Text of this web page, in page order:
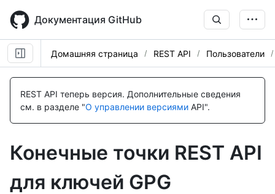
main
content
Документация GitHub
Домашняя страница REST API Пользователи
REST API теперь версия. Дополнительные сведения
см. в разделе "О управлении версиями API".
Конечные точки REST API
для ключей GPG
Имя., Тип,
Description
Имя., Тип,
Description
Имя., Тип,
Description
Имя., Тип,
Description
Имя., Тип,
Description
Имя., Тип,
Description
Имя., Тип,
Description
Имя., Тип,
Description
Имя., Тип,
Description
Имя., Тип,
Description
Имя., Тип,
Description